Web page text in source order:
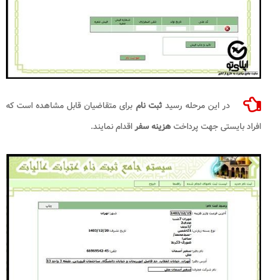
در این مرحله رسیدثبت نام برای متقاضیان قابل مشاهده است که
افراد بایستی جهت پرداختهزینه سفراقدام نمایند.